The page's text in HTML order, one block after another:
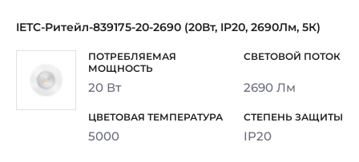
IETC-Ритейл-839175-20-2690 (20Вт, IP20, 2690Лм, 5К)
20 Вт 2690 Лм
5000 IP20